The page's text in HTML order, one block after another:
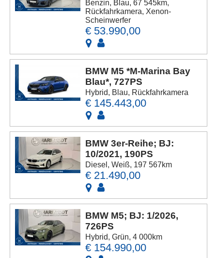
Benzin, Blau, 67 545km,
Rückfahrkamera, Xenon-
Scheinwerfer
€ 53.990,00
BMW M5 *M-Marina Bay
Blau*, 727PS
Hybrid, Blau, Rückfahrkamera
€ 145.443,00
BMW 3er-Reihe; BJ:
10/2021, 190PS
Diesel, Weiß, 197 567km
€ 21.490,00
BMW M5; BJ: 1/2026,
726PS
Hybrid, Grün, 4 000km
€ 154.990,00